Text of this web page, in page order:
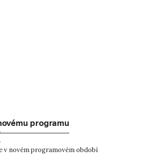
programu
v novém programovém období